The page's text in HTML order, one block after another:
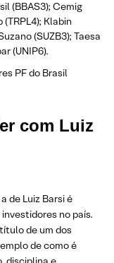
(BBAS3); Cemig
Klabin
(SUZB3); Taesa
(UNIP6).
PF do Brasil
com Luiz
de Luiz Barsi é
no país.
de um dos
de como é